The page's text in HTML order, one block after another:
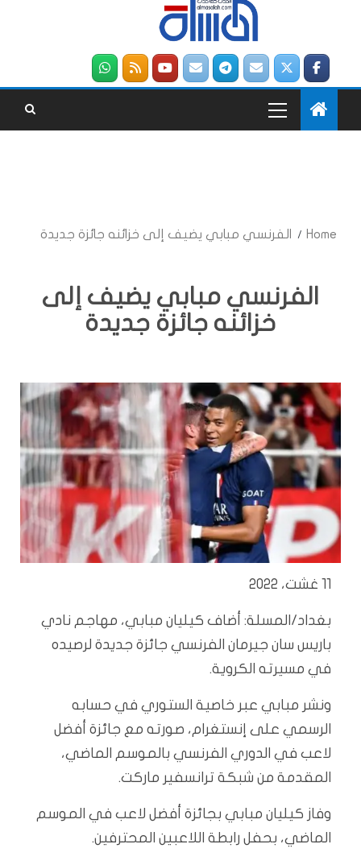
Home الفرنسي مبابي يضيف إلى خزائنه جائزة جديدة
الفرنسي مبابي يضيف إلى
خزائنه جائزة جديدة
11 غشت، 2022
بغداد/المسلة: أضاف كيليان مبابي، مهاجم نادي
باريس سان جيرمان الفرنسي جائزة جديدة لرصيده
في مسيرته الكروية.
ونشر مبابي عبر خاصية الستوري في حسابه
الرسمي على إنستغرام، صورته مع جائزة أفضل
لاعب في الدوري الفرنسي بالموسم الماضي،
المقدمة من شبكة ترانسفير ماركت.
وفاز كيليان مبابي بجائزة أفضل لاعب في الموسم
الماضي، بحفل رابطة اللاعبين المحترفين.